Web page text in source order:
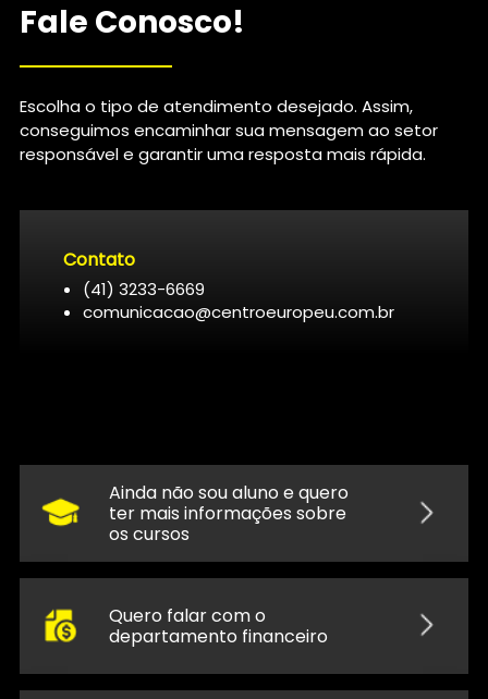
Fale Conosco!
Escolha o tipo de atendimento desejado. Assim,
conseguimos encaminhar sua mensagem ao setor
responsável e garantir uma resposta mais rápida.
Contato
(41) 3233-6669
comunicacao@centroeuropeu.com.br
Ainda não sou aluno e quero
ter mais informações sobre
os cursos
Quero falar com o
departamento financeiro